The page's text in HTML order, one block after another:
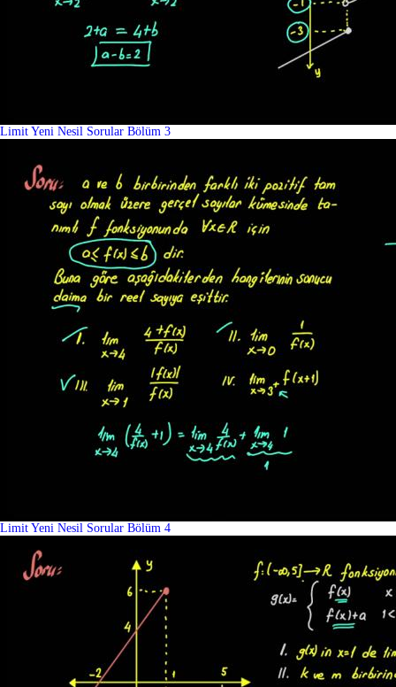
Limit Yeni Nesil Sorular Bölüm 3
Limit Yeni Nesil Sorular Bölüm 4